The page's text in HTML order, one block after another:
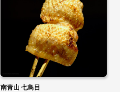
南青山 七鳥目